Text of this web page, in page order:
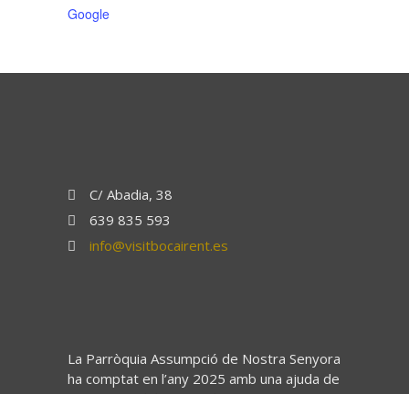
Google
C/ Abadia, 38
639 835 593
info@visitbocairent.es
La Parròquia Assumpció de Nostra Senyora
ha comptat en l’any 2025 amb una ajuda de